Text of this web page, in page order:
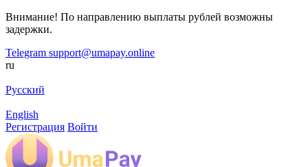
Внимание! По направлению выплаты рублей возможны
задержки.
Telegram support@umapay.online
ru
Русский
English
Регистрация Войти